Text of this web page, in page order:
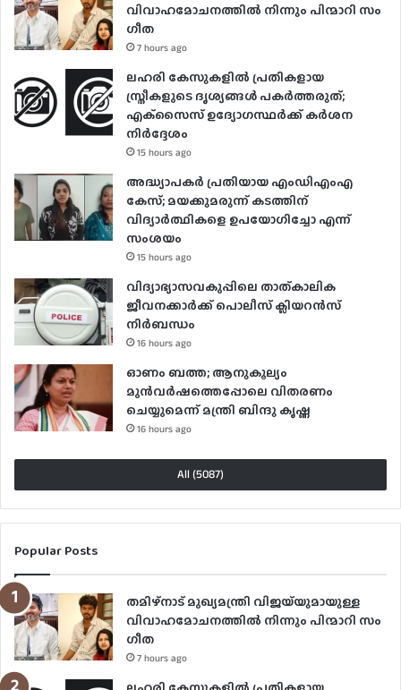
വിവാഹമോചനത്തിൽ നിന്നും പിന്മാറി സം​
ഗീത
7 hours ago
ലഹരി കേസുകളിൽ പ്രതികളായ
സ്ത്രീകളുടെ ദൃശ്യങ്ങൾ പകർത്തരുത്;
എക്‌സൈസ് ഉദ്യോഗസ്ഥർക്ക് കർശന
നിർദ്ദേശം
15 hours ago
അദ്ധ്യാപകർ പ്രതിയായ എംഡിഎംഎ
കേസ്; മയക്കുമരുന്ന് കടത്തിന്
വിദ്യാർത്ഥികളെ ഉപയോ​ഗിച്ചോ എന്ന്
സംശയം
15 hours ago
വിദ്യാഭ്യാസവകുപ്പിലെ താത്കാലിക
ജീവനക്കാർക്ക് പൊലീസ് ക്ലിയറൻസ്
നിർബന്ധം
16 hours ago
ഓണം ബത്ത; ആനുകൂല്യം
മുൻവർഷത്തെപ്പോലെ വിതരണം
ചെയ്യുമെന്ന് മന്ത്രി ബിന്ദു കൃഷ്ണ
16 hours ago
All (5087)
Popular Posts
തമിഴ്നാട് മുഖ്യമന്ത്രി വിജയ്‌യുമായുള്ള
വിവാഹമോചനത്തിൽ നിന്നും പിന്മാറി സം​
ഗീത
7 hours ago